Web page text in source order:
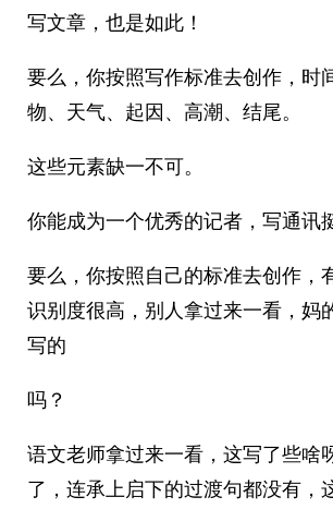
写文章，也是如此！
要么，你按照写作标准去创作，时
物、天气、起因、高潮、结尾。
这些元素缺一不可。
你能成为一个优秀的记者，写通讯
要么，你按照自己的标准去创作，
识别度很高，别人拿过来一看，妈
写的
吗？
语文老师拿过来一看，这写了些啥
了，连承上启下的过渡句都没有，